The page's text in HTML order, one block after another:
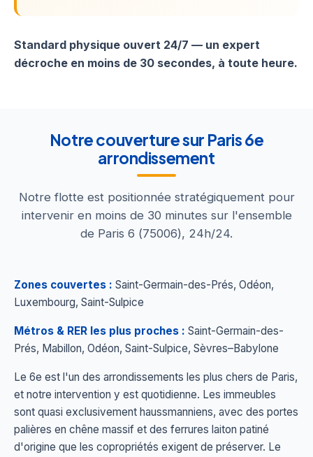
Standard physique ouvert 24/7 — un expert
décroche en moins de 30 secondes, à toute heure.
Notre couverture sur Paris 6e
arrondissement
Notre flotte est positionnée stratégiquement pour
intervenir en moins de 30 minutes sur l'ensemble
de Paris 6 (75006), 24h/24.
Zones couvertes : Saint-Germain-des-Prés, Odéon,
Luxembourg, Saint-Sulpice
Métros & RER les plus proches : Saint-Germain-des-
Prés, Mabillon, Odéon, Saint-Sulpice, Sèvres–Babylone
Le 6e est l'un des arrondissements les plus chers de Paris,
et notre intervention y est quotidienne. Les immeubles
sont quasi exclusivement haussmanniens, avec des portes
palières en chêne massif et des ferrures laiton patiné
d'origine que les copropriétés exigent de préserver. Le